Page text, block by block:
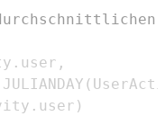
. user ,
JULIANDAY (
. user )